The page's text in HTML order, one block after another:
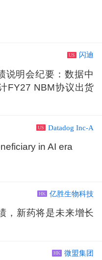
US 闪迪
说明会纪要：数据中
FY27 NBM协议出货
US Datadog Inc-A
in AI era
HK 亿胜生物科技
，新药将是未来增长
HK 微盟集团